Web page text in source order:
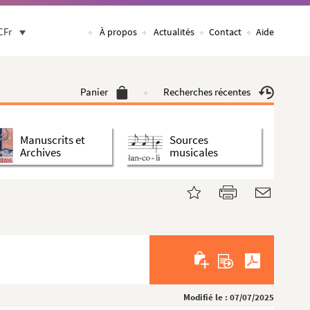
À propos Actualités Contact Aide
Panier Recherches récentes
Manuscrits et
Archives
Sources
musicales
Modifié le : 07/07/2025